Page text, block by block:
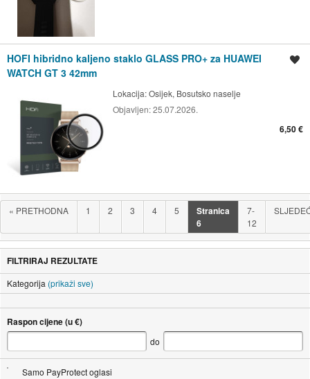
HOFI hibridno kaljeno staklo GLASS PRO+ za HUAWEI
WATCH GT 3 42mm
Lokacija:Osijek, Bosutsko naselje
Objavljen:25.07.2026.
6,50 €
« PRETHODNA 1 2 3 4 5
Stranica
6
7-
12
FILTRIRAJ REZULTATE
Kategorija (prikaži sve)
Raspon cijene (u €)
do
Samo PayProtect oglasi